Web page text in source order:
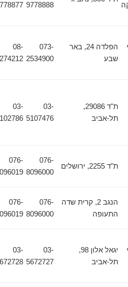
9778888
9778877
הפלדה 24, באר
שבע
073-
2534900
6274212
ת"ד 29086,
תל-אביב
5107476
5102786
076-
8096000
076-
8096019
הנגב 2, קרית שדה
התעופה
076-
8096000
076-
8096019
יגאל אלון 98,
תל-אביב
5672727
5672728